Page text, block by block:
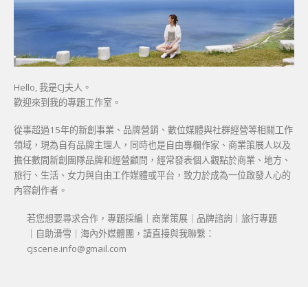
Hello, 我是CJ夫人。
歡迎來到我的專題工作室。
從事超過15年的新創事業、品牌營銷、數位媒體與社群經營等相關工作
領域，現為自有品牌主理人，同時也是自由專欄作家、商業策展人以及
擔任數間新創團隊品牌和經營顧問，經常發表個人觀點於商業、地方、
旅行、生活、女力與自由工作媒體或平台，致力於成為一位啟發人心的
內容創作者。
若您想要尋求合作，專題採編｜商業策展｜品牌諮詢｜旅行專題
｜自助滑雪｜海內外媒體團，請直接與我聯繫：
cjscene.info@gmail.com